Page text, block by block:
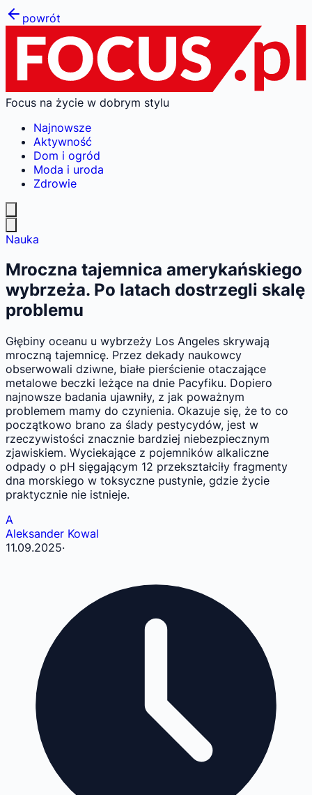
powrót
Focus na życie w dobrym stylu
Najnowsze
Aktywność
Dom i ogród
Moda i uroda
Zdrowie
Nauka
Mroczna tajemnica amerykańskiego
wybrzeża. Po latach dostrzegli skalę
problemu
Głębiny oceanu u wybrzeży Los Angeles skrywają
mroczną tajemnicę. Przez dekady naukowcy
obserwowali dziwne, białe pierścienie otaczające
metalowe beczki leżące na dnie Pacyfiku. Dopiero
najnowsze badania ujawniły, z jak poważnym
problemem mamy do czynienia. Okazuje się, że to co
początkowo brano za ślady pestycydów, jest w
rzeczywistości znacznie bardziej niebezpiecznym
zjawiskiem. Wyciekające z pojemników alkaliczne
odpady o pH sięgającym 12 przekształciły fragmenty
dna morskiego w toksyczne pustynie, gdzie życie
praktycznie nie istnieje.
A
Aleksander Kowal
11.09.2025·